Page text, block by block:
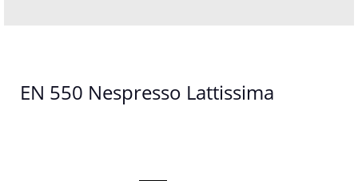
EN 550 Nespresso Lattissima